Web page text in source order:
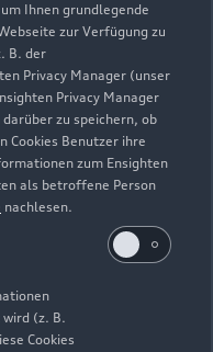
Ihnen grundlegende
zur Verfügung zu
B. der
Privacy Manager (unser
Privacy Manager
zu speichern, ob
Cookies Benutzer ihre
zum Ensighten
als betroffene Person
nachlesen.
(z. B.
Cookies
Reinigung und